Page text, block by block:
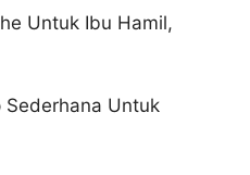
Untuk Ibu Hamil,
Sederhana Untuk